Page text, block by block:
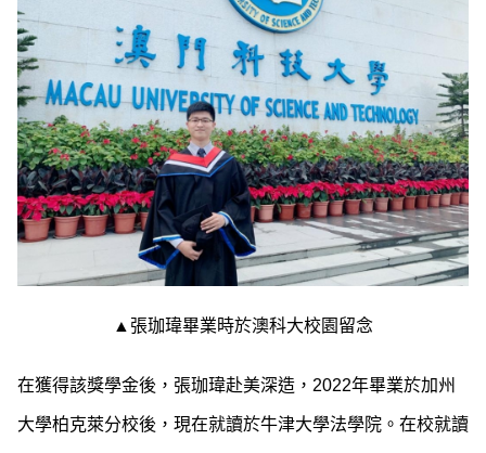
▲張珈瑋畢業時於澳科大校園留念
在獲得該獎學金後，張珈瑋赴美深造，2022年畢業於加州
大學柏克萊分校後，現在就讀於牛津大學法學院。在校就讀